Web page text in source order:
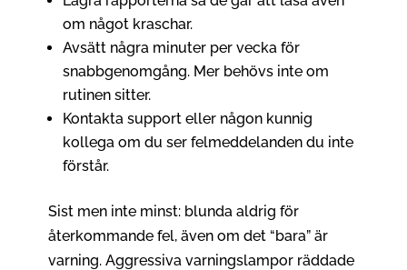
om något kraschar.
Avsätt några minuter per vecka för
snabbgenomgång. Mer behövs inte om
rutinen sitter.
Kontakta support eller någon kunnig
kollega om du ser felmeddelanden du inte
förstår.
Sist men inte minst: blunda aldrig för
återkommande fel, även om det “bara” är
varning. Aggressiva varningslampor räddade